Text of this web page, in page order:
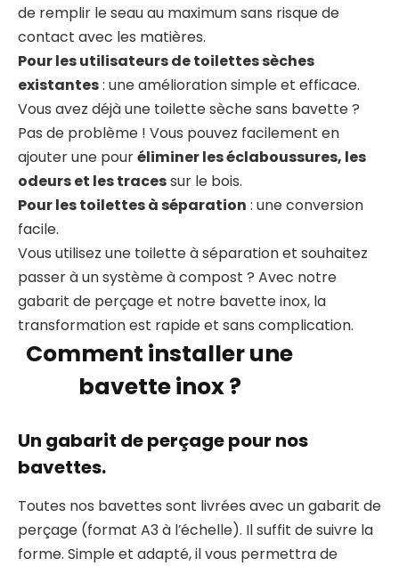
de remplir le seau au maximum sans risque de
contact avec les matières.
Pour les utilisateurs de toilettes sèches
existantes: une amélioration simple et efficace.
Vous avez déjà une toilette sèche sans bavette ?
Pas de problème ! Vous pouvez facilement en
ajouter une pouréliminer les éclaboussures, les
odeurs et les tracessur le bois.
Pour les toilettes à séparation : une conversion
facile.
Vous utilisez une toilette à séparation et souhaitez
passer à un système à compost ? Avec notre
gabarit de perçage et notre bavette inox, la
transformation est rapide et sans complication.
Comment installer une
bavette inox ?
Un gabarit de perçage pour nos
bavettes.
Toutes nos bavettes sont livrées avec un gabarit de
perçage (format A3 à l’échelle). Il suffit de suivre la
forme. Simple et adapté, il vous permettra de